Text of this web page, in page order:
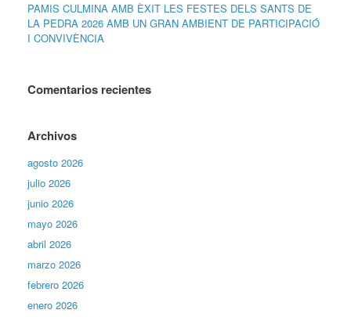
PAMIS CULMINA AMB ÈXIT LES FESTES DELS SANTS DE
LA PEDRA 2026 AMB UN GRAN AMBIENT DE PARTICIPACIÓ
I CONVIVÈNCIA
Comentarios recientes
Archivos
agosto 2026
julio 2026
junio 2026
mayo 2026
abril 2026
marzo 2026
febrero 2026
enero 2026